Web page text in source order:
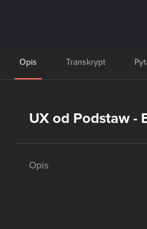
Opis Transkrypt
UX od Podstaw -
Opis